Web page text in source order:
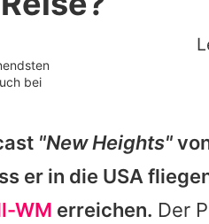
& Liebe
auf Promiflash
bei
"New Heights"
er in die USA
WM erreichen. Der